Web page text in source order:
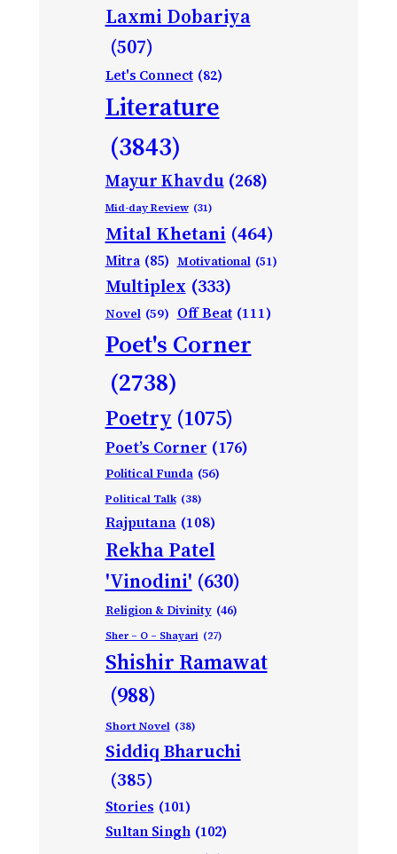
Laxmi Dobariya
(507)
Let's Connect (82)
Literature
(3843)
Mayur Khavdu (268)
Mid-day Review (31)
Mital Khetani (464)
Mitra (85) Motivational (51)
Multiplex (333)
Novel (59) Off Beat (111)
Poet's Corner
(2738)
Poetry (1075)
Poet’s Corner (176)
Political Funda (56)
Political Talk (38)
Rajputana (108)
Rekha Patel
'Vinodini' (630)
Religion & Divinity (46)
Sher – O – Shayari (27)
Shishir Ramawat
(988)
Short Novel (38)
Siddiq Bharuchi
(385)
Stories (101)
Sultan Singh (102)